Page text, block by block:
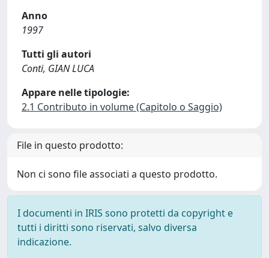
Anno
1997
Tutti gli autori
Conti, GIAN LUCA
Appare nelle tipologie:
2.1 Contributo in volume (Capitolo o Saggio)
File in questo prodotto:
Non ci sono file associati a questo prodotto.
I documenti in IRIS sono protetti da copyright e
tutti i diritti sono riservati, salvo diversa
indicazione.